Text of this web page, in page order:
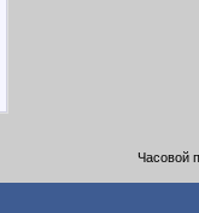
Часовой